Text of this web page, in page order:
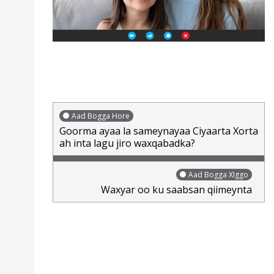
Aad Bogga Hore
Goorma ayaa la sameynayaa Ciyaarta Xorta
ah inta lagu jiro waxqabadka?
Aad Bogga XIggo
Waxyar oo ku saabsan qiimeynta